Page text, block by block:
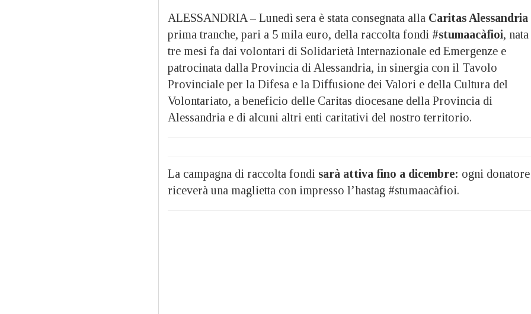
ALESSANDRIA – Lunedì sera è stata consegnata alla Caritas Alessandria
prima tranche, pari a 5 mila euro, della raccolta fondi #stumaacàfioi, nata
tre mesi fa dai volontari di Solidarietà Internazionale ed Emergenze e
patrocinata dalla Provincia di Alessandria, in sinergia con il Tavolo
Provinciale per la Difesa e la Diffusione dei Valori e della Cultura del
Volontariato, a beneficio delle Caritas diocesane della Provincia di
Alessandria e di alcuni altri enti caritativi del nostro territorio.
La campagna di raccolta fondi sarà attiva fino a dicembre: ogni donatore
riceverà una maglietta con impresso l’hastag #stumaacàfioi.